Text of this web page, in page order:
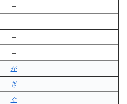
–
–
–
–
が
ぎ
ぐ